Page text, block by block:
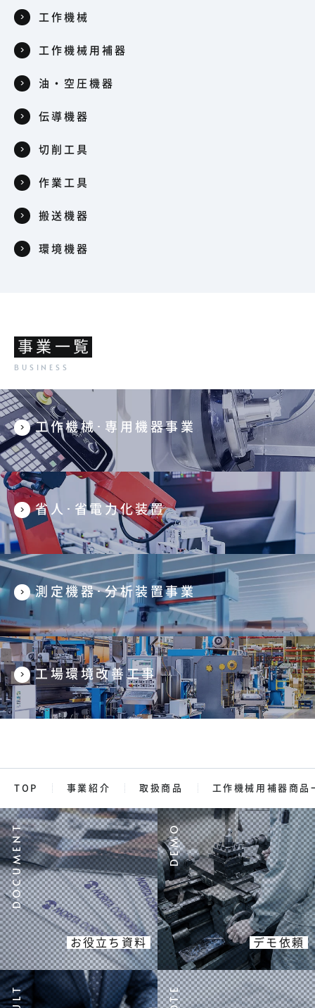
工作機械
工作機械用補器
油・空圧機器
伝導機器
切削工具
作業工具
搬送機器
環境機器
事業一覧
工作機械･専用機器事業
省人･省電力化装置
測定機器･分析装置事業
工場環境改善工事
TOP 事業紹介 取扱商品 工作機械用補器商品
お役立ち資料 デモ依頼